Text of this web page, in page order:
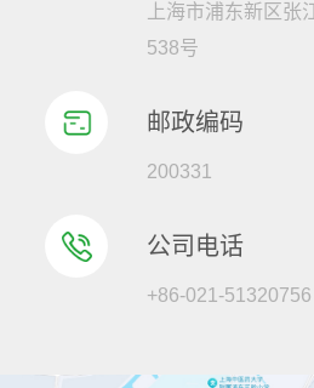
上海市浦东新区张
538号
邮政编码
200331
公司电话
+86-021-51320756